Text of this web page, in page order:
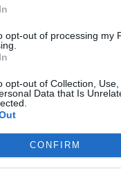
opt-out of processing my
opt-out of Collection,
Data that Is
CONFIRM
il rispetto della